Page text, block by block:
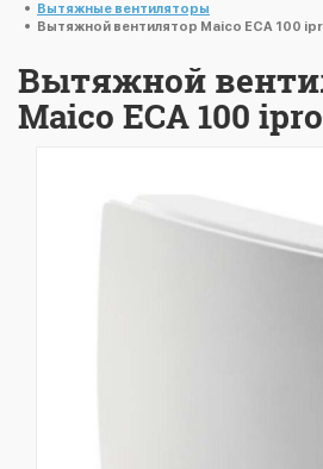
Вытяжные вентиляторы
Вытяжной вентилятор Maico ECA 100
Вытяжной
Maico ECA 100